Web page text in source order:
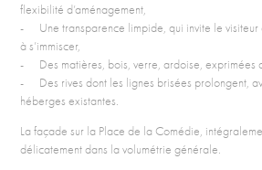
flexibilité d’aménagement,
- Une transparence limpide, qui invite le visiteur
à s’immiscer,
- Des matières, bois, verre, ardoise, exprimées
- Des rives dont les lignes brisées prolongent,
héberges existantes.
La façade sur la Place de la Comédie,
délicatement dans la volumétrie générale.